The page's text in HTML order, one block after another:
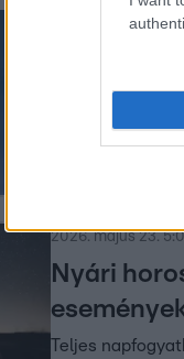
2026. május 31.
A május végi
2026. május 23.
Nyári
Teljes